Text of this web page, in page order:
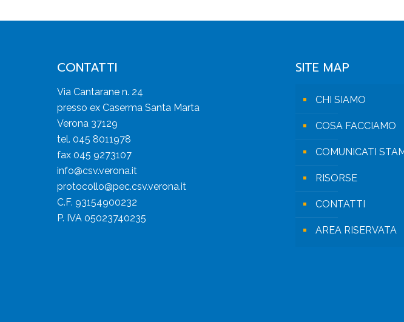
CONTATTI
Via Cantarane n. 24
presso ex Caserma Santa Marta
Verona 37129
tel. 045 8011978
fax 045 9273107
info@csv.verona.it
protocollo@pec.csv.verona.it
C.F. 93154900232
P. IVA 05023740235
SITE MAP
CHI SIAMO
COSA FACCIAMO
COMUNICATI
RISORSE
CONTATTI
AREA RISERVATA